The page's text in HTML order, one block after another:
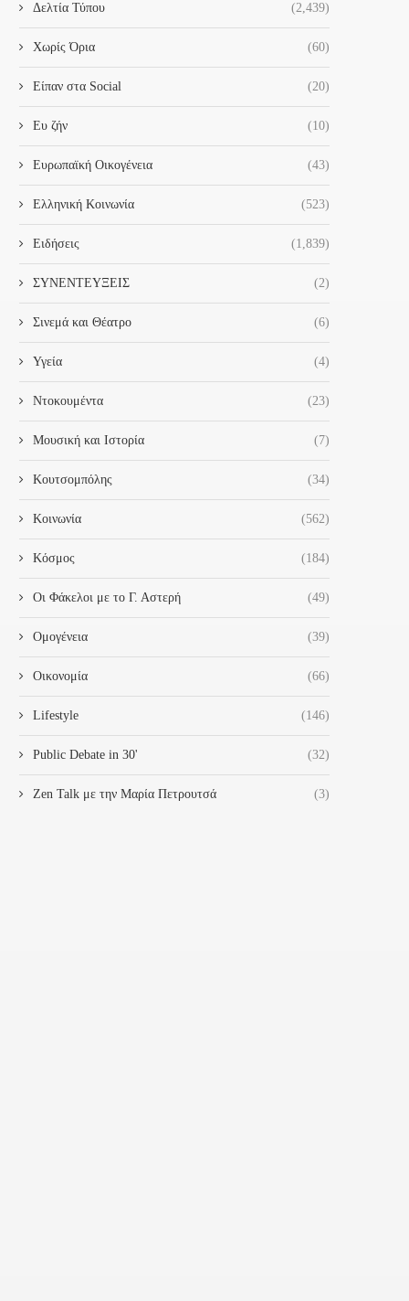
Δελτία Τύπου (2,439)
Χωρίς Όρια (60)
Είπαν στα Social (20)
Ευ ζήν (10)
Ευρωπαϊκή Οικογένεια (43)
Ελληνική Κοινωνία (523)
Ειδήσεις (1,839)
ΣΥΝΕΝΤΕΥΞΕΙΣ (2)
Σινεμά και Θέατρο (6)
Υγεία (4)
Ντοκουμέντα (23)
Μουσική και Ιστορία (7)
Κουτσομπόλης (34)
Κοινωνία (562)
Κόσμος (184)
Οι Φάκελοι με το Γ. Αστερή (49)
Ομογένεια (39)
Οικονομία (66)
Lifestyle (146)
Public Debate in 30' (32)
Zen Talk με την Μαρία Πετρουτσά (3)